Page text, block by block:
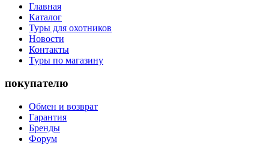
Главная
Каталог
Туры для охотников
Новости
Контакты
Туры по магазину
покупателю
Обмен и возврат
Гарантия
Бренды
Форум